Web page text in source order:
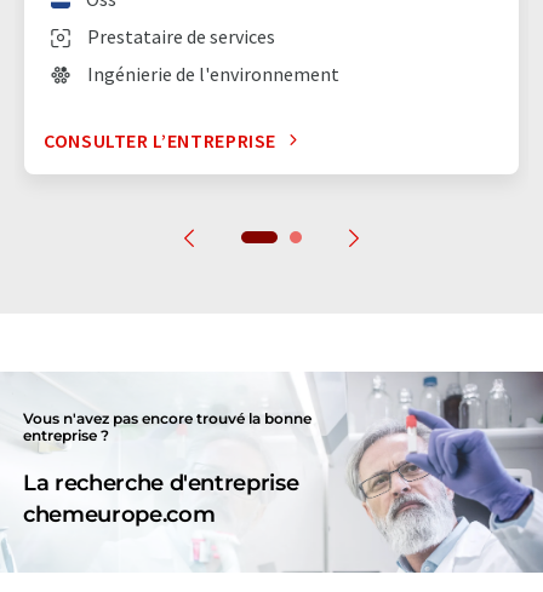
Prestataire de services
Ingénierie de l'environnement
CONSULTER L’ENTREPRISE
Vous n'avez pas encore trouvé la bonne
entreprise ?
La recherche d'entreprise
chemeurope.com